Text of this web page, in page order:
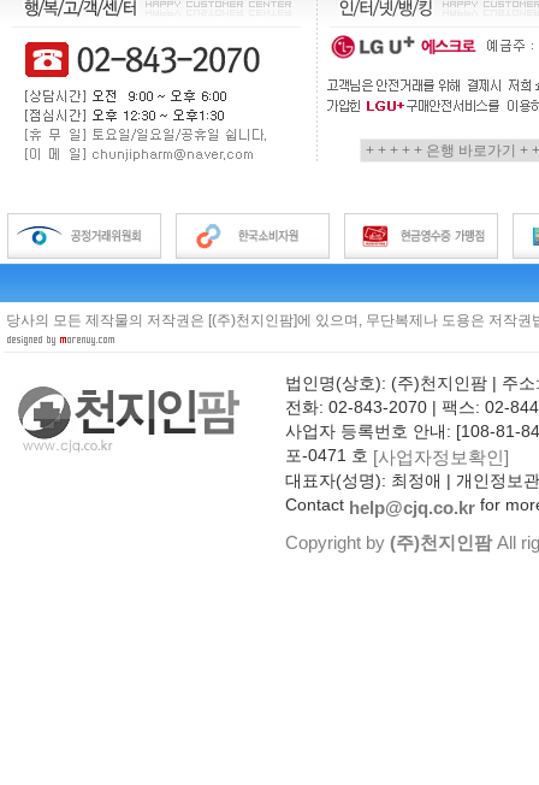
당사의 모든 제작물의 저작권은 [(주)천지인팜]에 있으며, 무단복제나 도용은 저작
법인명(상호): (주)천지인팜 | 주
전화: 02-843-2070 | 팩스: 02-
사업자 등록번호 안내: [108-81-
포-0471 호 [사업자정보확인]
대표자(성명): 최정애 | 개인정보
Contact help@cjq.co.kr for
Copyright by (주)천지인팜All